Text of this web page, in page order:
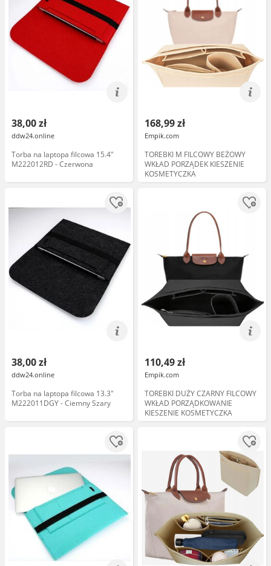
38,00 zł
ddw24.online
Torba na laptopa filcowa 15.4"
M222012RD - Czerwona
168,99 zł
Empik.com
TOREBKI M FILCOWY BEŻOWY
WKŁAD PORZĄDEK KIESZENIE
KOSMETYCZKA
38,00 zł
ddw24.online
Torba na laptopa filcowa 13.3"
M222011DGY - Ciemny Szary
110,49 zł
Empik.com
TOREBKI DUŻY CZARNY FILCOWY
WKŁAD PORZĄDKOWANIE
KIESZENIE KOSMETYCZKA